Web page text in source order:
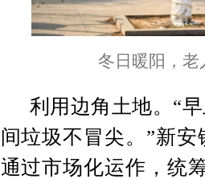
冬日暖阳，老
利用边角土地。“
间垃圾不冒尖。”新
通过市场化运作，统